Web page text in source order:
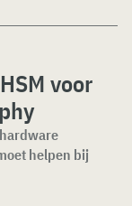
voor
helpen bij